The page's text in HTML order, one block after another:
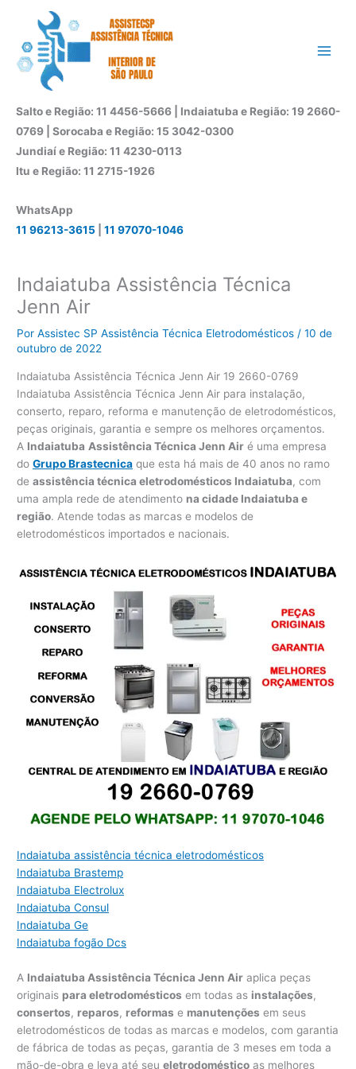
conteúdo
Salto e Região: 11 4456-5666 | Indaiatuba e Região: 19 2660-
0769 | Sorocaba e Região: 15 3042-0300
Jundiaí e Região: 11 4230-0113
Itu e Região: 11 2715-1926
WhatsApp
11 96213-3615
11 97070-1046
Indaiatuba Assistência Técnica
Jenn Air
PorAssistec SP Assistência Técnica Eletrodomésticos/10 de
outubro de 2022
Indaiatuba Assistência Técnica Jenn Air 19 2660-0769
Indaiatuba Assistência Técnica Jenn Air para instalação,
conserto, reparo, reforma e manutenção de eletrodomésticos,
peças originais, garantia e sempre os melhores orçamentos.
A Indaiatuba Assistência Técnica Jenn Air é uma empresa
doGrupo Brastecnica que esta há mais de 40 anos no ramo
deassistência técnica eletrodomésticos Indaiatuba, com
uma ampla rede de atendimento na cidade Indaiatuba e
região. Atende todas as marcas e modelos de
eletrodomésticos importados e nacionais.
Indaiatuba assistência técnica eletrodomésticos
Indaiatuba Brastemp
Indaiatuba Electrolux
Indaiatuba Consul
Indaiatuba Ge
Indaiatuba fogão Dcs
A Indaiatuba Assistência Técnica Jenn Air aplica peças
originais para eletrodomésticos em todas as instalações,
consertos, reparos, reformas e manutenções em seus
eletrodomésticos de todas as marcas e modelos, com garantia
de fábrica de todas as peças, garantia de 3 meses em toda a
mão-de-obra e leva até seueletrodoméstico as melhores